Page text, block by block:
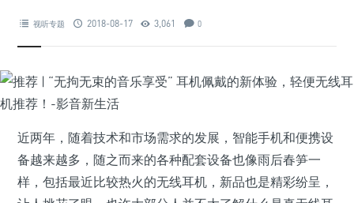
视听专题 2018-08-17 3,061 0
近两年，随着技术和市场需求的发展，智能手机和便携设
备越来越多，随之而来的各种配套设备也像雨后春笋一
样，包括最近比较热火的无线耳机，新品也是精彩纷呈，